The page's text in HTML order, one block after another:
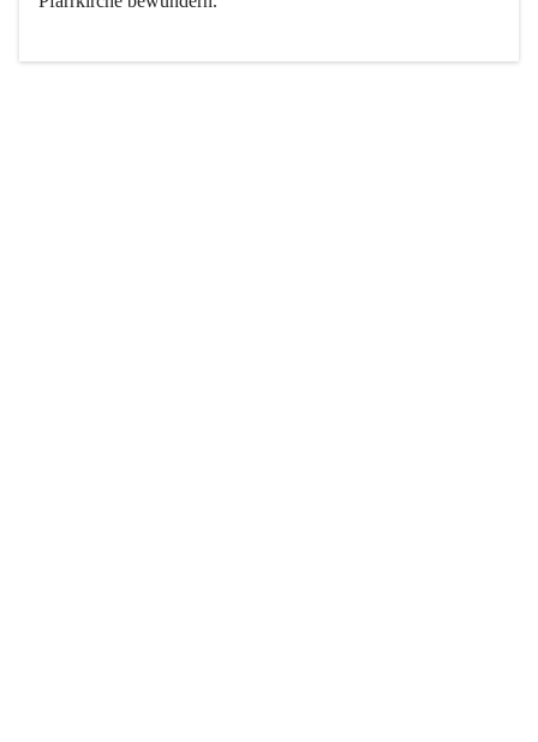
Der Weinbau dominert heute nicht mehr, ist aber integrativer